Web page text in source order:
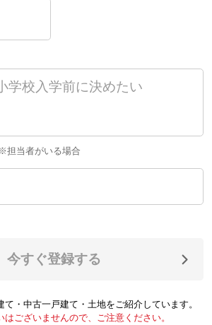
※担当者がいる場合
今すぐ登録する
・中古一戸建て・土地をご紹介しています。
ございませんので、ご注意ください。